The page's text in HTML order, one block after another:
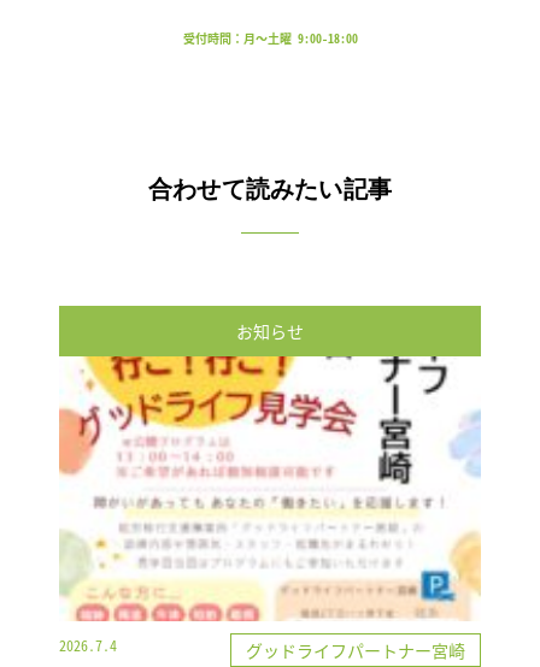
受付時間：月～土曜 9:00-18:00
合わせて読みたい記事
お知らせ
2026.7.4 グッドライフパートナー宮崎